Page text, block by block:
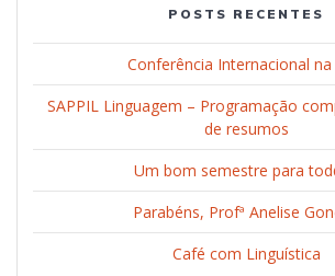
POSTS RECENTES
Conferência Internacional na
SAPPIL Linguagem – Programação
de resumos
Um bom semestre para
Parabéns, Profª Anelise
Café com Linguística